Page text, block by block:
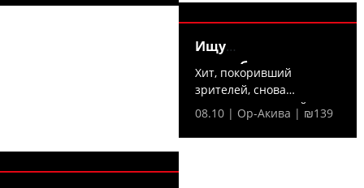
Ищу
домработницу —
Хит, покоривший
зрителей, снова
на сцене — в новой,...
08.10 | Ор-Акива | ₪139